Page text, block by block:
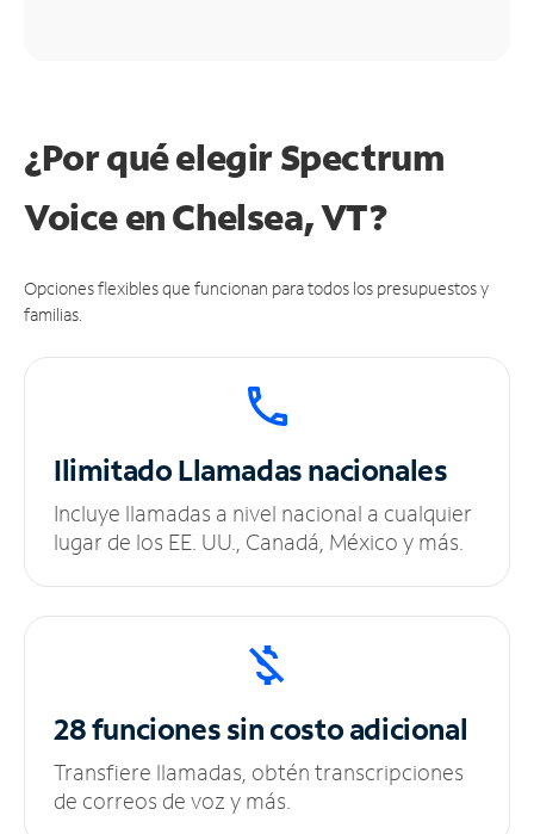
¿Por qué elegir Spectrum
Voice en Chelsea, VT?
Opciones flexibles que funcionan para todos los presupuestos y
familias.
IlimitadoLlamadas nacionales
Incluye llamadas a nivel nacional a cualquier
lugar de los EE. UU., Canadá, México y más.
28 funciones sincosto adicional
Transfiere llamadas, obtén transcripciones
de correos de voz y más.